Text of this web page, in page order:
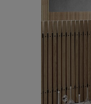
Nos collaborations
Pattern Tile Tool